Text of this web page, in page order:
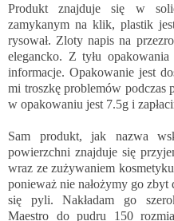
Produkt znajduje się w
zamykanym na klik, plastik
rysował. Zloty napis na
elegancko. Z tyłu
informacje. Opakowanie jest
mi troszkę problemów podczas
w opakowaniu jest 7.5g i
Sam produkt, jak nazwa
powierzchni znajduje się
wraz ze zużywaniem
ponieważ nie nałożymy go
się pyli. Nakładam go
Maestro do pudru 150